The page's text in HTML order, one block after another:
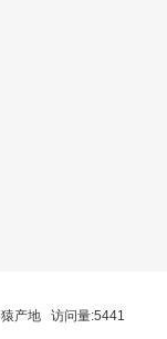
猿产地 访问量:5441